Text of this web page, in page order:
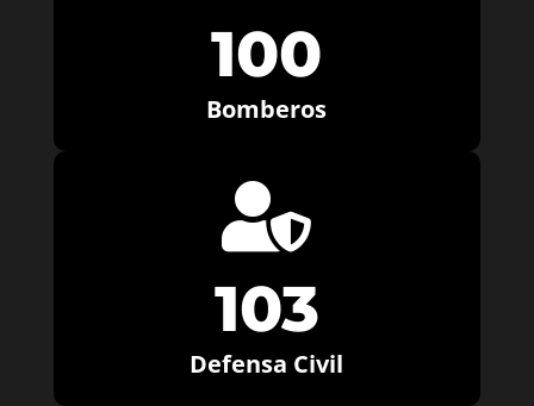
100
Bomberos

103
Defensa Civil